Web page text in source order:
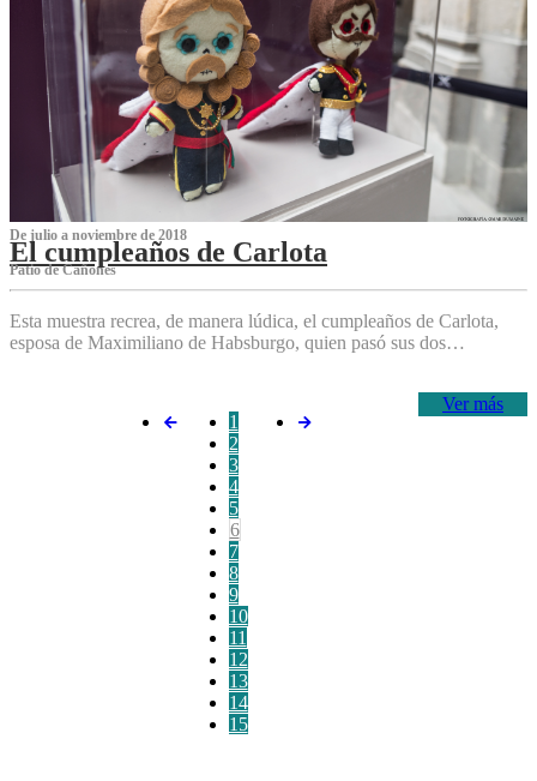
De julio a noviembre de 2018
El cumpleaños de Carlota
Patio de Cañones
Esta muestra recrea, de manera lúdica, el cumpleaños de Carlota,
esposa de Maximiliano de Habsburgo, quien pasó sus dos…
Ver más
1
2
3
4
5
6
7
8
9
10
11
12
13
14
15